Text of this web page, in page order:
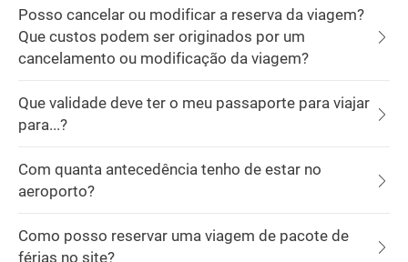
Posso cancelar ou modificar a reserva da viagem?
Que custos podem ser originados por um
cancelamento ou modificação da viagem?
Que validade deve ter o meu passaporte para viajar
para...?
Com quanta antecedência tenho de estar no
aeroporto?
Como posso reservar uma viagem de pacote de
férias no site?